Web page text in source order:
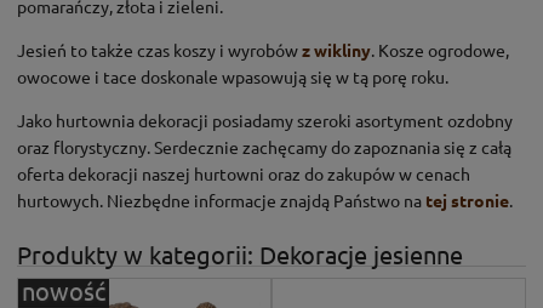
pomarańczy, złota i zieleni.
Jesień to także czas koszy i wyrobówz wikliny . Kosze ogrodowe,
owocowe i tace doskonale wpasowują się w tą porę roku.
Jako hurtownia dekoracji posiadamy szeroki asortyment ozdobny
oraz florystyczny. Serdecznie zachęcamy do zapoznania się z całą
oferta dekoracji naszej hurtowni oraz do zakupów w cenach
hurtowych. Niezbędne informacje znajdą Państwo na tej stronie
Produkty w kategorii: Dekoracje jesienne
nowość